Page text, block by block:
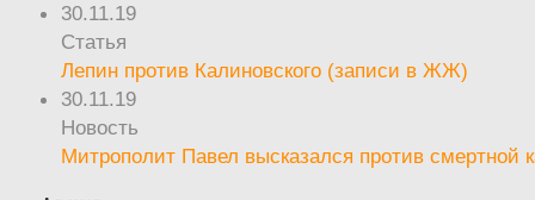
30.11.19
Статья
Лепин против Калиновского (записи в ЖЖ)
30.11.19
Новость
Митрополит Павел высказался против смертной